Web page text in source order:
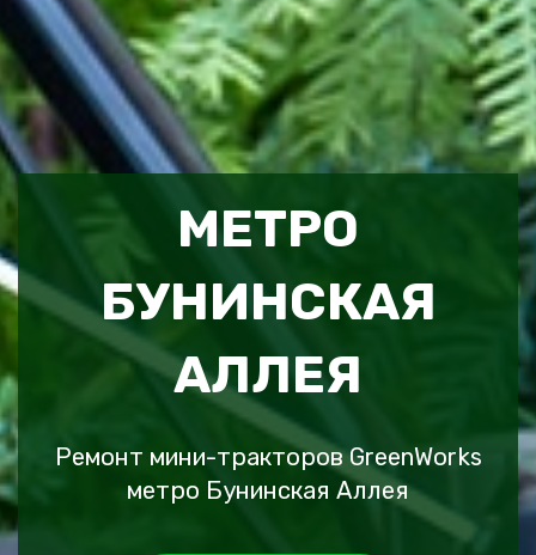
МЕТРО
БУНИНСКАЯ
АЛЛЕЯ
Ремонт мини-тракторов GreenWorks
метро Бунинская Аллея